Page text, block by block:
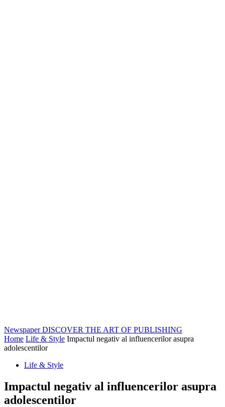
Newspaper DISCOVER THE ART OF PUBLISHING
Home Life & Style Impactul negativ al influencerilor asupra
adolescentilor
Life & Style
Impactul negativ al influencerilor asupra
adolescentilor